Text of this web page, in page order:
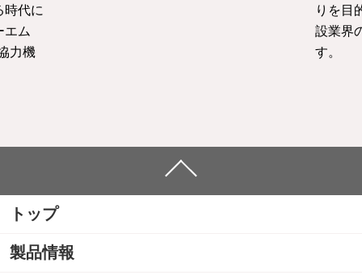
時代に
エム
力機
りを目
設業界
す。
トップ
製品情報